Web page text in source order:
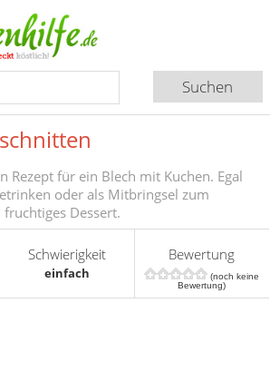
Rezept für ein Blech mit Kuchen. Egal
oder als Mitbringsel zum
Dessert.
Schwierigkeit
einfach
Bewertung
(noch keine
Bewertung)